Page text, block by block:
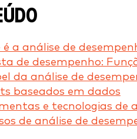
é a análise de
de desempenho:
da análise de
baseados em dados
e tecnologias de
de análise de